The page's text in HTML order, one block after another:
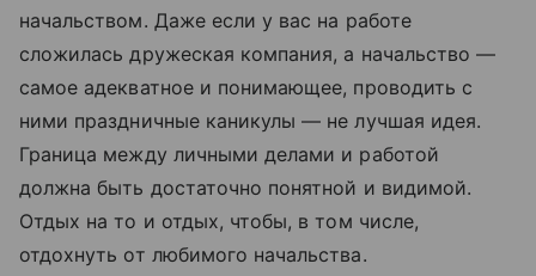
начальством. Даже если у вас на работе
сложилась дружеская компания, а начальство —
самое адекватное и понимающее, проводить с
ними праздничные каникулы — не лучшая идея.
Граница между личными делами и работой
должна быть достаточно понятной и видимой.
Отдых на то и отдых, чтобы, в том числе,
отдохнуть от любимого начальства.